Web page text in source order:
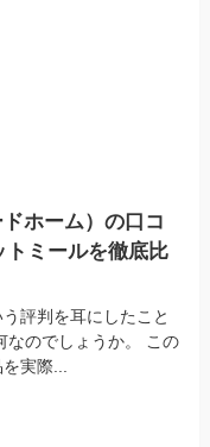
ホーム）の口コ
トミールを徹底比
評判を耳にしたこと
なのでしょうか。 この
実際...